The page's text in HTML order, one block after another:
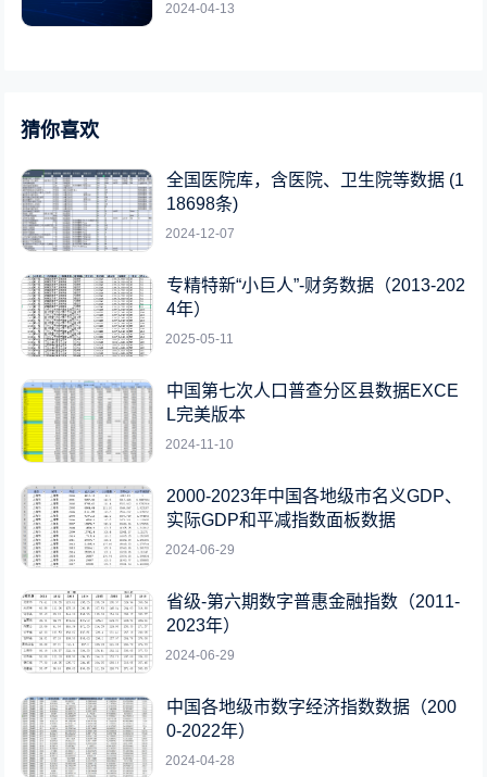
2024-04-13
猜你喜欢
全国医院库，含医院、卫生院等数据 (1
18698条)
2024-12-07
专精特新“小巨人”-财务数据（2013-202
4年）
2025-05-11
中国第七次人口普查分区县数据EXCE
L完美版本
2024-11-10
2000-2023年中国各地级市名义GDP、
实际GDP和平减指数面板数据
2024-06-29
省级-第六期数字普惠金融指数（2011-
2023年）
2024-06-29
中国各地级市数字经济指数数据（200
0-2022年）
2024-04-28